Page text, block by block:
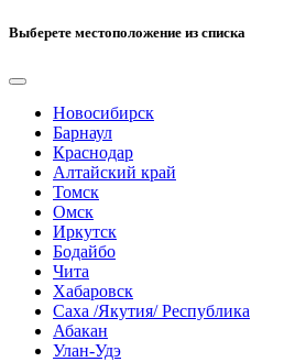
Выберете местоположение из списка
Новосибирск
Барнаул
Краснодар
Алтайский край
Томск
Омск
Иркутск
Бодайбо
Чита
Хабаровск
Саха /Якутия/ Республика
Абакан
Улан-Удэ